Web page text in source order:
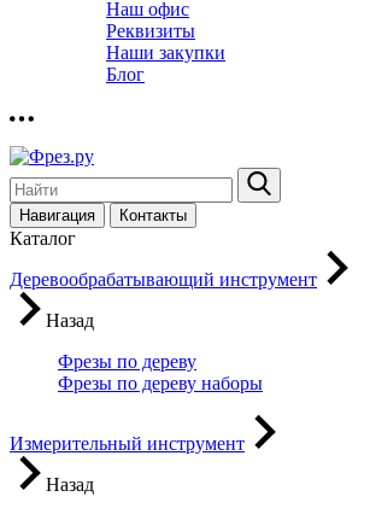
Наш офис
Реквизиты
Наши закупки
Блог
Навигация Контакты
Каталог
Деревообрабатывающий инструмент
Назад
Фрезы по дереву
Фрезы по дереву наборы
Измерительный инструмент
Назад